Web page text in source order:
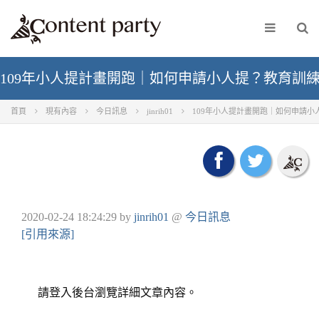
109年小人提計畫開跑｜如何申請小人提？教育訓
首頁 現有內容 今日訊息 jinrih01 109年小人提計畫開跑｜如何申請
2020-02-24 18:24:29 by jinrih01 @ 今日訊息
[引用來源]
請登入後台瀏覽詳細文章內容。